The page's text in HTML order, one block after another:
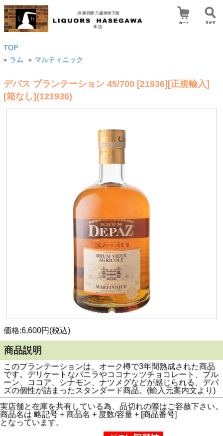
TOP
> ラム > マルティニック
デパス プランテーション 45/700 [21936][正規輸入]
[箱なし](121936)
価格:6,600円(税込)
商品説明
このプランテーションは、オーク樽で3年間熟成された商品
です。デリケートなバニラやココナッツチョコレート、プル
ーン、ココア、シナモン、ナツメグなどが感じられる、デパ
ズの個性が詰まったスタンダード商品。(輸入元案内文より)
実店舗と在庫を共有している為、品切れの際はご容赦下さい。
商品名は 略記号 + 商品名 + 度数/容量 + [商品番号]
となっています。